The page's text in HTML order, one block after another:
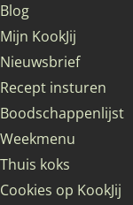
Blog
Mijn KookJij
Nieuwsbrief
Recept insturen
Boodschappenlijst
Weekmenu
Thuis koks
Cookies op KookJij